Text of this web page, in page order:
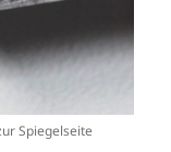
Spiegelseite